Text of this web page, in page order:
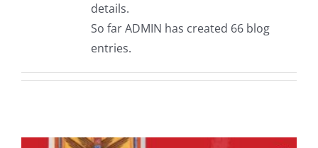
details.
So far ADMIN has created 66 blog
entries.